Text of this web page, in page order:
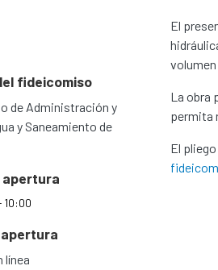
fideicomiso
de Administración y
y Saneamiento de
apertura
10:00
línea
El
volumen
La obra
permita
El